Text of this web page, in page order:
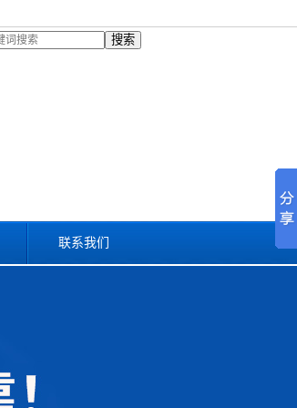
搜索
联系我们